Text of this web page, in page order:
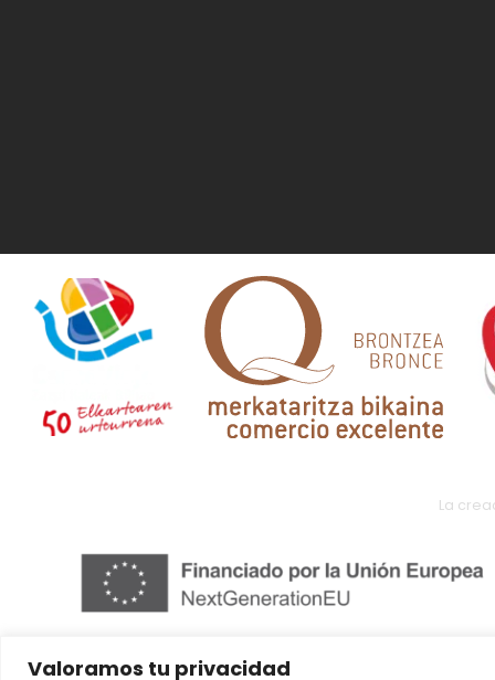
Valoramos tu privacidad
La